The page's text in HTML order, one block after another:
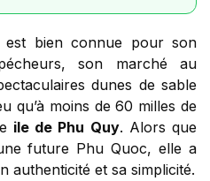
bien connue pour son
son marché au
dunes de sable
qu’à moins de 60 milles de
ile de Phu Quy. Alors que
future Phu Quoc, elle a
authenticité et sa simplicité.